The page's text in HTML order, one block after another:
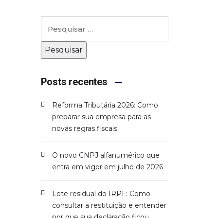
Posts recentes
Reforma Tributária 2026: Como
preparar sua empresa para as
novas regras fiscais
O novo CNPJ alfanumérico que
entra em vigor em julho de 2026
Lote residual do IRPF: Como
consultar a restituição e entender